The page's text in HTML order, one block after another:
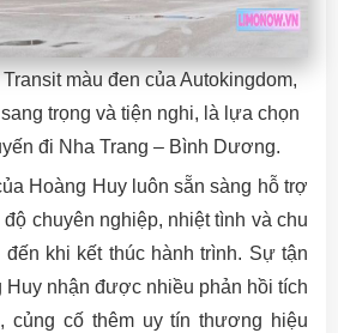
màu đen của Autokingdom,
trọng và tiện nghi, là lựa chọn
đi Nha Trang – Bình Dương.
Hoàng Huy luôn sẵn sàng hỗ trợ
chuyên nghiệp, nhiệt tình và chu
khi kết thúc hành trình. Sự tận
Huy nhận được nhiều phản hồi tích
củng cố thêm uy tín thương hiệu